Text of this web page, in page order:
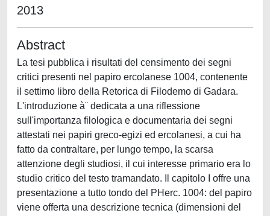
2013
Abstract
La tesi pubblica i risultati del censimento dei segni
critici presenti nel papiro ercolanese 1004, contenente
il settimo libro della Retorica di Filodemo di Gadara.
L'introduzione à¨ dedicata a una riflessione
sull'importanza filologica e documentaria dei segni
attestati nei papiri greco-egizi ed ercolanesi, a cui ha
fatto da contraltare, per lungo tempo, la scarsa
attenzione degli studiosi, il cui interesse primario era lo
studio critico del testo tramandato. Il capitolo I offre una
presentazione a tutto tondo del PHerc. 1004: del papiro
viene offerta una descrizione tecnica (dimensioni del